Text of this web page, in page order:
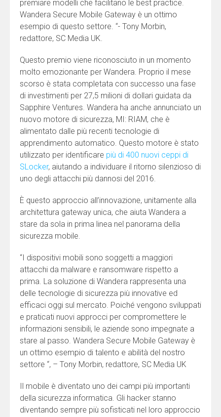
premiare modelli che facilitano le best practice.
Wandera Secure Mobile Gateway è un ottimo
esempio di questo settore. “- Tony Morbin,
redattore, SC Media UK.
Questo premio viene riconosciuto in un momento
molto emozionante per Wandera. Proprio il mese
scorso è stata completata con successo una fase
di investimenti per 27,5 milioni di dollari guidata da
Sapphire Ventures. Wandera ha anche annunciato un
nuovo motore di sicurezza, MI: RIAM, che è
alimentato dalle più recenti tecnologie di
apprendimento automatico. Questo motore è stato
utilizzato per identificare più di 400 nuovi ceppi di
SLocker, aiutando a individuare il ritorno silenzioso di
uno degli attacchi più dannosi del 2016.
È questo approccio all’innovazione, unitamente alla
architettura gateway unica, che aiuta Wandera a
stare da sola in prima linea nel panorama della
sicurezza mobile.
“I dispositivi mobili sono soggetti a maggiori
attacchi da malware e ransomware rispetto a
prima. La soluzione di Wandera rappresenta una
delle tecnologie di sicurezza più innovative ed
efficaci oggi sul mercato. Poiché vengono sviluppati
e praticati nuovi approcci per compromettere le
informazioni sensibili, le aziende sono impegnate a
stare al passo. Wandera Secure Mobile Gateway è
un ottimo esempio di talento e abilità del nostro
settore “, – Tony Morbin, redattore, SC Media UK
Il mobile è diventato uno dei campi più importanti
della sicurezza informatica. Gli hacker stanno
diventando sempre più sofisticati nel loro approccio